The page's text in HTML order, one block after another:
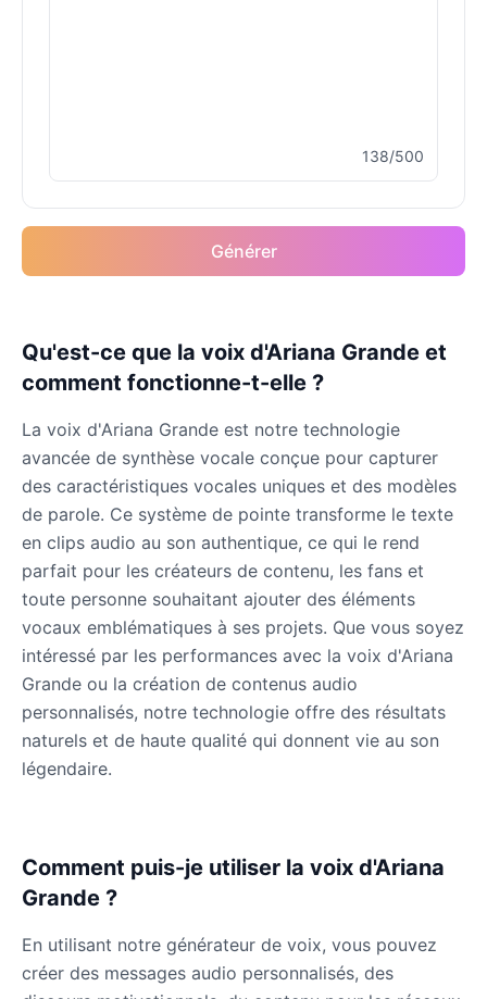
Emilia Clarke
@NYCgirl2009
Male @KingArthur
Emma Waston
Female
Gavin Newsom
Male @KingArthur
Ice Spice
Female @KingArthur
Jack Black
Male @EchoVector
138/500
Générer
Qu'est-ce que la voix d'Ariana Grande et
comment fonctionne-t-elle ?
La voix d'Ariana Grande est notre technologie
avancée de synthèse vocale conçue pour capturer
des caractéristiques vocales uniques et des modèles
de parole. Ce système de pointe transforme le texte
en clips audio au son authentique, ce qui le rend
parfait pour les créateurs de contenu, les fans et
toute personne souhaitant ajouter des éléments
vocaux emblématiques à ses projets. Que vous soyez
intéressé par les performances avec la voix d'Ariana
Grande ou la création de contenus audio
personnalisés, notre technologie offre des résultats
naturels et de haute qualité qui donnent vie au son
légendaire.
Comment puis-je utiliser la voix d'Ariana
Grande ?
En utilisant notre générateur de voix, vous pouvez
créer des messages audio personnalisés, des